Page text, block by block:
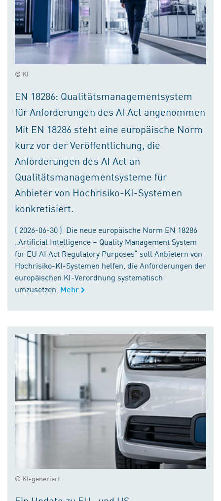
© KI
EN 18286: Qualitätsmanagementsystem
für Anforderungen des AI Act angenommen
Mit EN 18286 steht eine europäische Norm
kurz vor der Veröffentlichung, die
Anforderungen des AI Act an
Qualitätsmanagementsysteme für
Anbieter von Hochrisiko-KI-Systemen
konkretisiert.
( 2026-06-30 ) Die neue europäische Norm EN 18286
„Artificial Intelligence – Quality Management System
for EU AI Act Regulatory Purposes“ soll Anbietern von
Hochrisiko-KI-Systemen helfen, die Anforderungen der
europäischen KI-Verordnung systematisch
umzusetzen. Mehr
© KI-generiert